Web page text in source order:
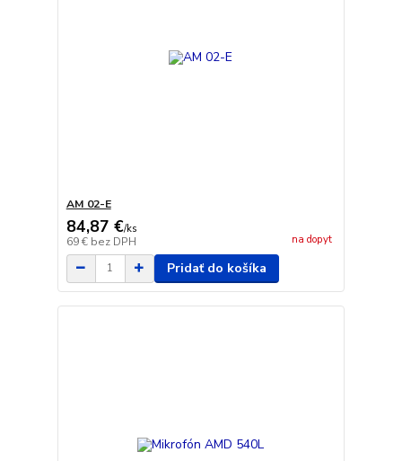
AM 02-E
84,87 €/ks
69 € bez DPH na dopyt
Pridať do košíka